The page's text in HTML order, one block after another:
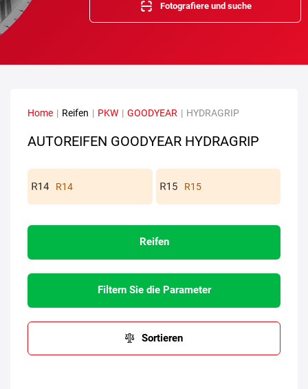
Fotografiere und suche
Home | Reifen | PKW | GOODYEAR | HYDRAGRIP
AUTOREIFEN GOODYEAR HYDRAGRIP
R14 R15
Reifen
Filtern Sie die Parameter
Sortieren